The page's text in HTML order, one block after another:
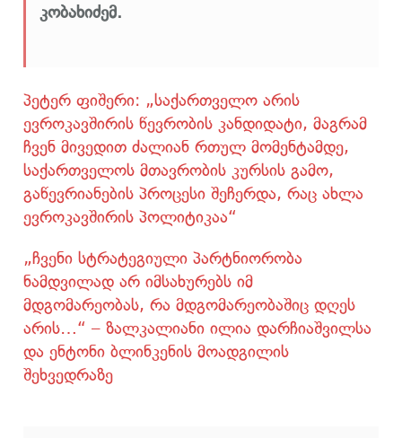
კობახიძემ.
პეტერ ფიშერი: „საქართველო არის
ევროკავშირის წევრობის კანდიდატი, მაგრამ
ჩვენ მივედით ძალიან რთულ მომენტამდე,
საქართველოს მთავრობის კურსის გამო,
გაწევრიანების პროცესი შეჩერდა, რაც ახლა
ევროკავშირის პოლიტიკაა“
„ჩვენი სტრატეგიული პარტნიორობა
ნამდვილად არ იმსახურებს იმ
მდგომარეობას, რა მდგომარეობაშიც დღეს
არის…“ – ზალკალიანი ილია დარჩიაშვილსა
და ენტონი ბლინკენის მოადგილის
შეხვედრაზე